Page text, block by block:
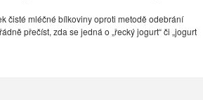
čisté mléčné bílkoviny oproti metodě odebrání
přečíst, zda se jedná o „řecký jogurt“ či „jogurt